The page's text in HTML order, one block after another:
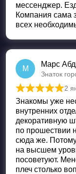
мессенджер.
Компания сама
всех
М
Марс
Знаток
Оценка 5
2
Знакомы уже
внутренних
декоративную
по прошествии
сюда же. Потому
на высшем
посоветуют.
плеч столько